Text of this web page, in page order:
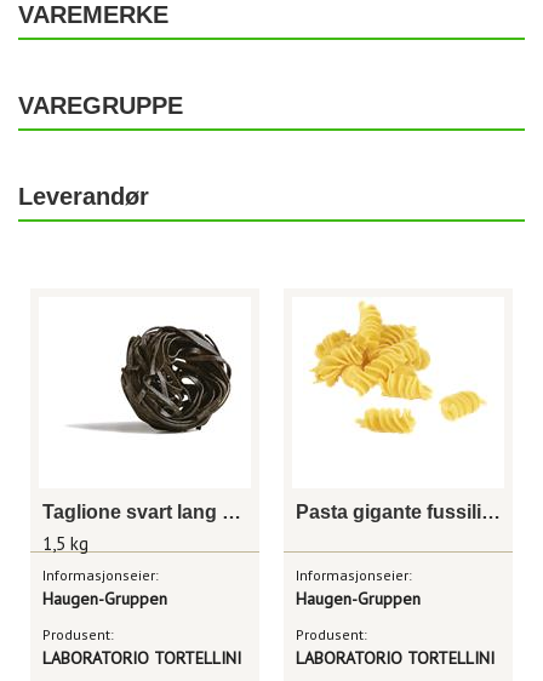
VAREMERKE
VAREGRUPPE
Leverandør
Taglione svart lang pasta
1,5 kg
Informasjonseier:
Haugen-Gruppen
Produsent:
LABORATORIO TORTELLINI
Pasta gigante fussilione/m egg 2 kg labr.tortl.
Informasjonseier:
Haugen-Gruppen
Produsent:
LABORATORIO TORTELLINI